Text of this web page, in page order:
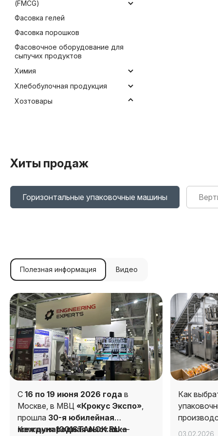
(FMCG)
Фасовка гелей
Фасовка порошков
Фасовочное оборудование для
сыпучих продуктов
Химия
Бытовая химия
Удобрения
Хлебобулочная продукция
Хозтовары
Хиты продаж
Горизонтальные упаковочные машины
Полезная информация Видео
С 16 по 19 июня 2026 года в
Москве, в МВЦ «Крокус Экспо»
прошла 30-я юбилейная
международная выставка
Компания1001STANOK.RU—
Как
03.02.2026